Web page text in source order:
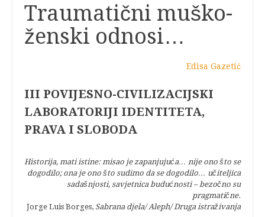
Traumatični muško-
ženski odnosi…
Edisa Gazetić
III POVIJESNO-CIVILIZACIJSKI
LABORATORIJI IDENTITETA,
PRAVA I SLOBODA
Historija, mati istine: misao je zapanjujuća… nije ono što se
dogodilo; ona je ono što sudimo da se dogodilo… učiteljica
sadašnjosti, savjetnica budućnosti – bezočno su
pragmatične.
Jorge Luis Borges, Sabrana djela/ Aleph/ Druga istraživanja